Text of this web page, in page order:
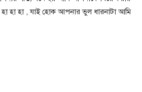
হা হা হা , যাই হোক আপনার ভুল ধারনাটা আমি